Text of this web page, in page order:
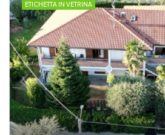
ETICHETTA IN VETRINA